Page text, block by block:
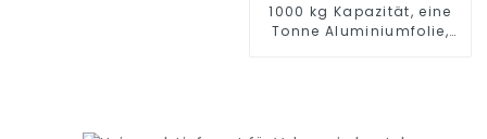
1000 kg Kapazität, eine
Tonne Aluminiumfolie,